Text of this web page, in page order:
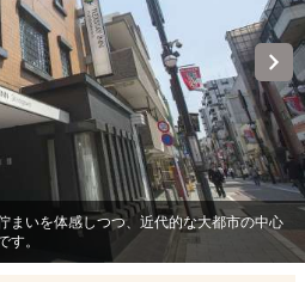
いを体感しつつ、近代的な大都市の中心
す。